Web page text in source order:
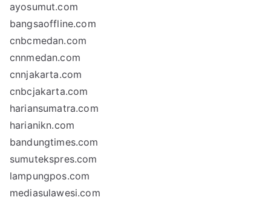
ayosumut.com
bangsaoffline.com
cnbcmedan.com
cnnmedan.com
cnnjakarta.com
cnbcjakarta.com
hariansumatra.com
harianikn.com
bandungtimes.com
sumutekspres.com
lampungpos.com
mediasulawesi.com